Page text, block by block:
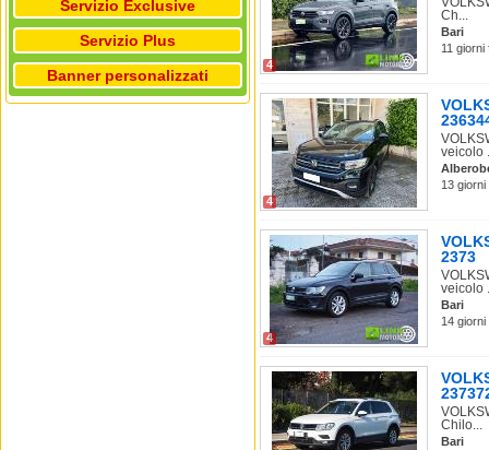
Servizio Exclusive
Servizio Plus
Banner personalizzati
4
Ch...
Bari
11
4
veicolo
13
4
2373
veicolo
Bari
14
Chilo...
Bari